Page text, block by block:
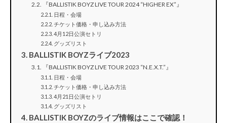
『BALLISTIK BOYZ LIVE TOUR 2024 “HIGHER EX”』
日程・会場
チケット価格・申し込み方法
4月12日公演セトリ
グッズリスト
BALLISTIK BOYZライブ2023
『BALLISTIK BOYZ LIVE TOUR 2023 “N.E.X.T.”』
日程・会場
チケット価格・申し込み方法
4月21日公演セトリ
グッズリスト
BALLISTIK BOYZのライブ情報はここで確認！